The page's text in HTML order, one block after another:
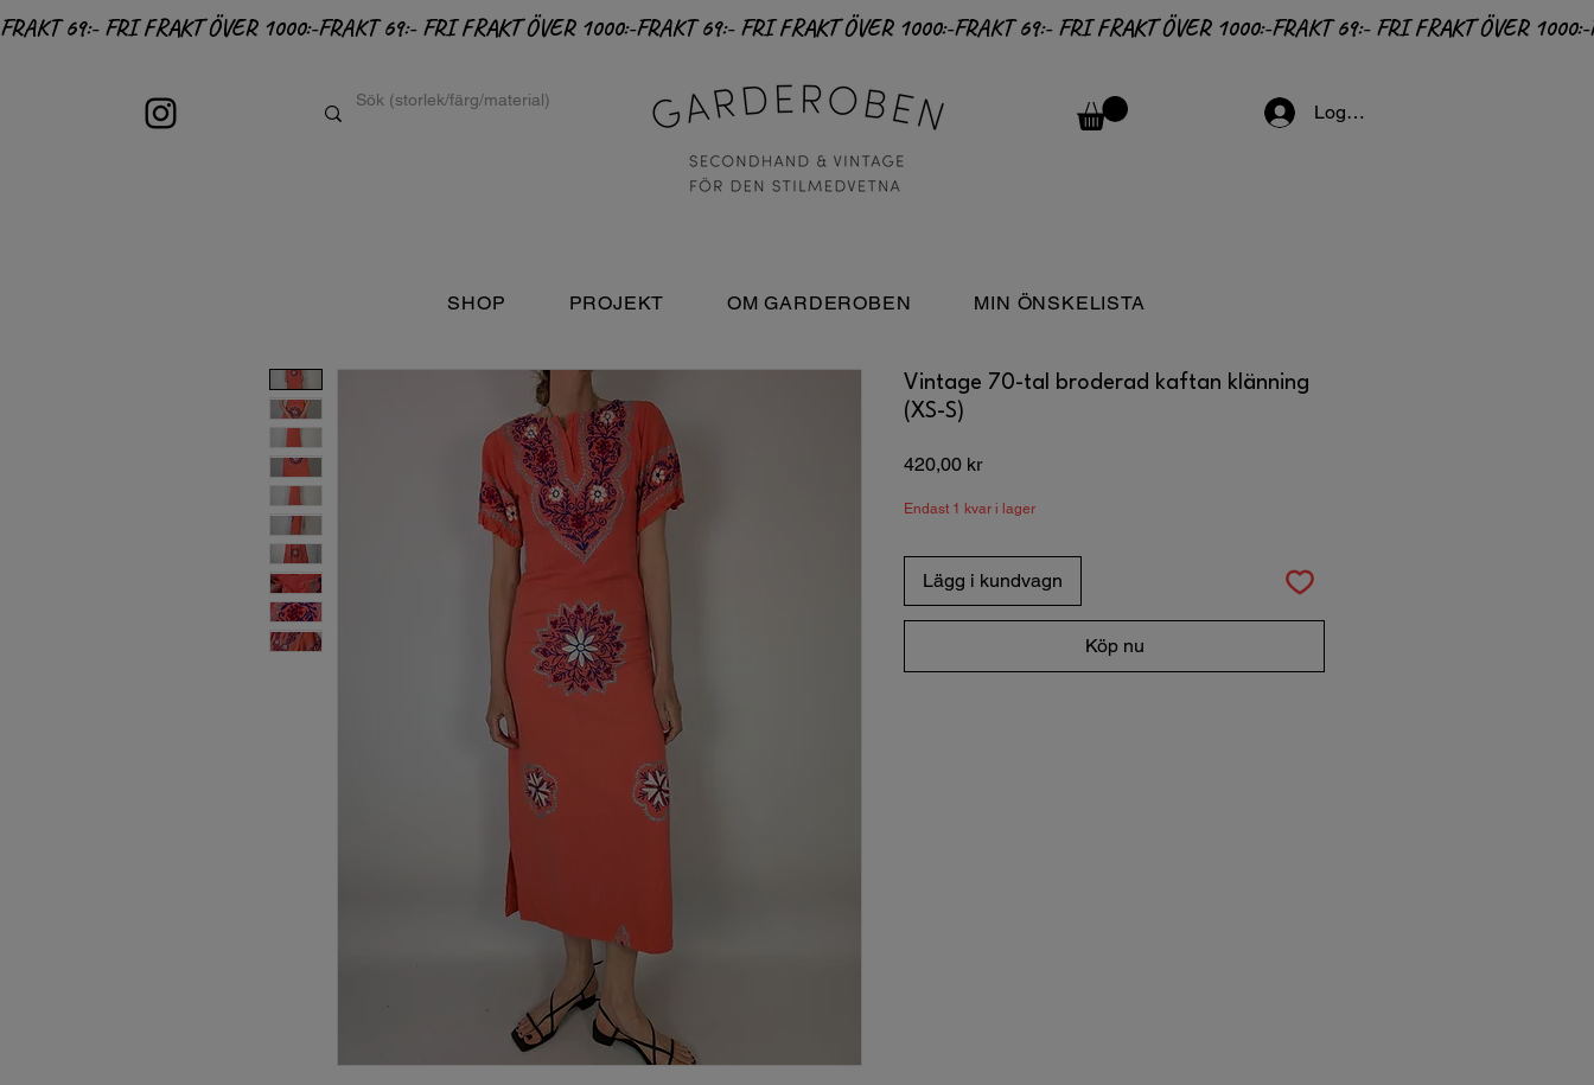
FRAKT 69:- FRI FRAKT ÖVER 1000:-
Logga in
SHOP PROJEKT OM GARDEROBEN MIN ÖNSKELISTA
Vintage 70-tal broderad kaftan klänning
(XS-S)
420,00 krPris
Endast 1 kvar i lager
Lägg i kundvagn
Köp nu